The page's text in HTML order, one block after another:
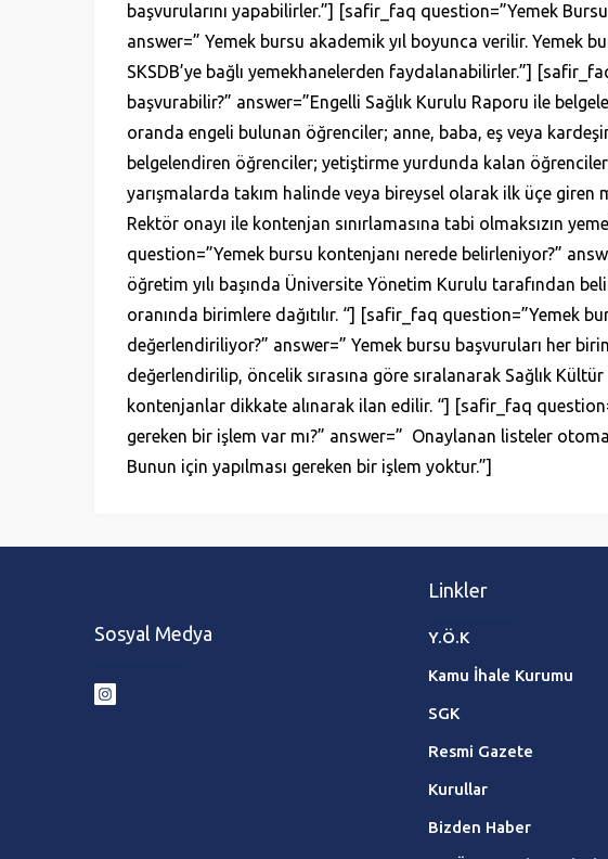
başvurularını yapabilirler.”] [safir_faq question=”Yemek
answer=” Yemek bursu akademik yıl boyunca verilir. Yemek
SKSDB’ye bağlı yemekhanelerden faydalanabilirler.”]
başvurabilir?” answer=”Engelli Sağlık Kurulu Raporu ile
oranda engeli bulunan öğrenciler; anne, baba, eş veya
belgelendiren öğrenciler; yetiştirme yurdunda kalan
yarışmalarda takım halinde veya bireysel olarak ilk üçe giren
Rektör onayı ile kontenjan sınırlamasına tabi olmaksızın
question=”Yemek bursu kontenjanı nerede belirleniyor?”
öğretim yılı başında Üniversite Yönetim Kurulu tarafından
oranında birimlere dağıtılır. “] [safir_faq question=”Yemek
değerlendiriliyor?” answer=” Yemek bursu başvuruları her
değerlendirilip, öncelik sırasına göre sıralanarak Sağlık
kontenjanlar dikkate alınarak ilan edilir. “] [safir_faq
gereken bir işlem var mı?” answer=” Onaylanan listeler
Bunun için yapılması gereken bir işlem yoktur.”]
Sosyal Medya
Linkler
Y.Ö.K
Kamu İhale Kurumu
SGK
Resmi Gazete
Kurullar
Bizden Haber